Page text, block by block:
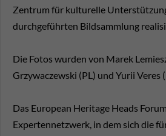
Zentrum für kulturelle
durchgeführten Bildsammlung
Die Fotos wurden von Marek
Grzywaczewski (PL) und Yurii Veres
Das European Heritage Heads
Expertennetzwerk, in dem sich die